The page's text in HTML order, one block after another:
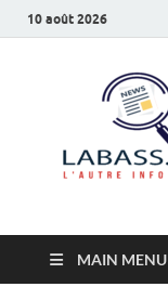
10 août 2026
MAIN MENU